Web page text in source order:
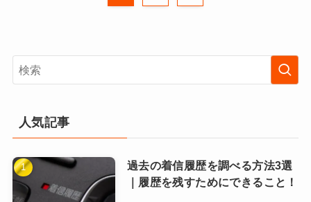
人気記事
過去の着信履歴を調べる方法3選
｜履歴を残すためにできること！